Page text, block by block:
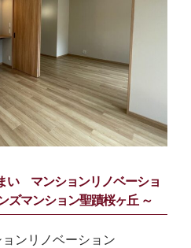
い マンションリノベーショ
マンション聖蹟桜ヶ丘 ～
ンリノベーション